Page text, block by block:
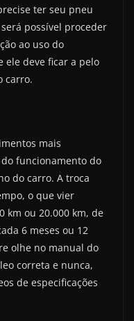
ter seu pneu
possível proceder
ao uso do
ele deve ficar a pelo
carro.
mais
funcionamento do
do carro. A troca
o que vier
km ou 20.000 km, de
6 meses ou 12
olhe no manual do
correta e nunca,
de especificações